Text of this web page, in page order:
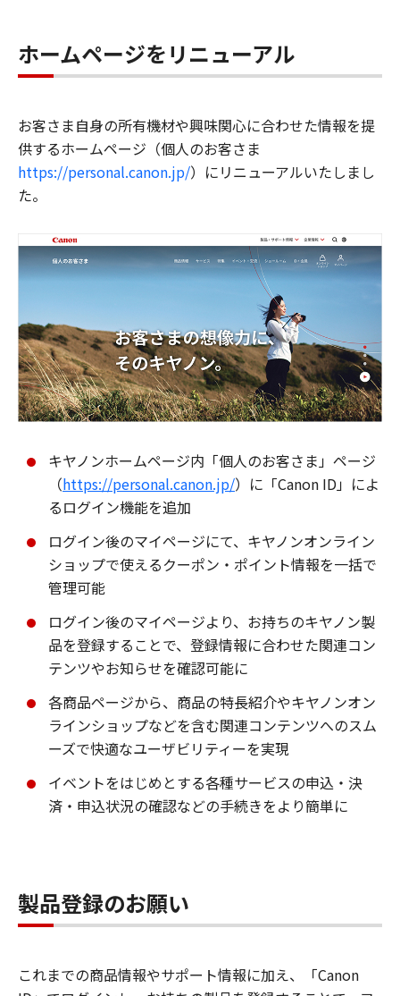
ホームページをリニューアル
お客さま自身の所有機材や興味関心に合わせた情報を提
供するホームページ（個人のお客さま
https://personal.canon.jp/）にリニューアルいたしまし
た。
キヤノンホームページ内「個人のお客さま」ページ
（https://personal.canon.jp/）に「Canon ID」によ
るログイン機能を追加
ログイン後のマイページにて、キヤノンオンライン
ショップで使えるクーポン・ポイント情報を一括で
管理可能
ログイン後のマイページより、お持ちのキヤノン製
品を登録することで、登録情報に合わせた関連コン
テンツやお知らせを確認可能に
各商品ページから、商品の特長紹介やキヤノンオン
ラインショップなどを含む関連コンテンツへのスム
ーズで快適なユーザビリティーを実現
イベントをはじめとする各種サービスの申込・決
済・申込状況の確認などの手続きをより簡単に
製品登録のお願い
これまでの商品情報やサポート情報に加え、「Canon